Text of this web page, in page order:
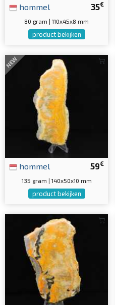
35€
hommel
80 gram | 110x45x8 mm
product bekijken
NEW
59€
hommel
135 gram | 140x50x10 mm
product bekijken